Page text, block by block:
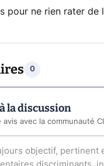
pour ne rien rater de
0
la discussion
avis avec la communauté